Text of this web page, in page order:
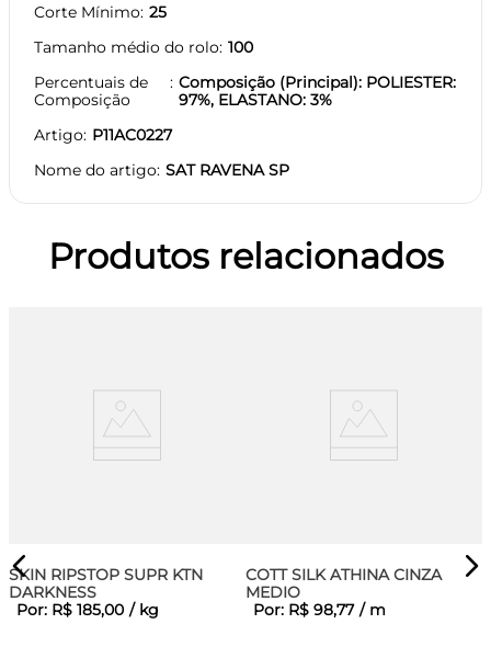
Corte Mínimo 25
Tamanho médio do rolo 100
Percentuais de
Composição
Composição (Principal): POLIESTER:
97%, ELASTANO: 3%
Artigo P11AC0227
Nome do artigo SAT RAVENA SP
Produtos relacionados
SKIN RIPSTOP SUPR KTN
DARKNESS
Por: R$ 185,00 / kg
COTT SILK ATHINA CINZA
MEDIO
Por: R$ 98,77 / m